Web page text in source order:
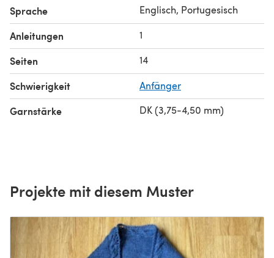
Sprache Englisch, Portugesisch
Anleitungen 1
Seiten 14
Schwierigkeit Anfänger
Garnstärke DK (3,75-4,50 mm)
Projekte mit diesem Muster